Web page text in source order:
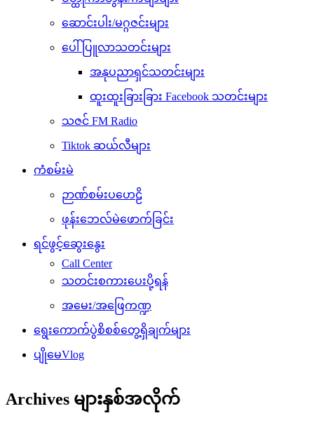
ဆောင်းပါး/မဂ္ဂဇင်းများ
ပေါ်ပြူလာသတင်းများ
အနုပညာရှင်သတင်းများ
ထူးထူးခြားခြား Facebook သတင်းများ
သဇင် FM Radio
Tiktok ဆယ်လီများ
ကံစမ်းမဲ
ဉာဏ်စမ်းပဟေဠိ
ဖုန်းဘေလ်မဲဖောက်ခြင်း
ရင်ဖွင့်ဆွေးနွေး
Call Center
သတင်းစကားပေးပို့ရန်
အမေး/အဖြေကဏ္ဍ
ရွေးကောက်ပွဲစိစစ်တွေ့ရှိချက်များ
ပျိုမေVlog
Archives များနှစ်အလိုက်